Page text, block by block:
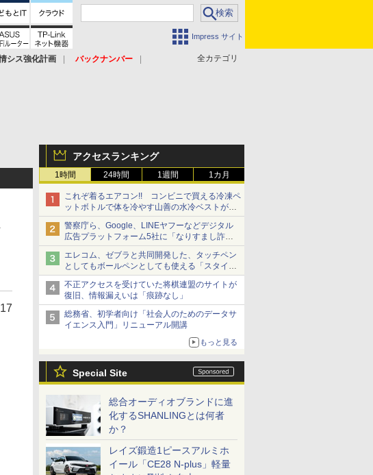
Impress サイト
全カテゴリ
シス強化計画
バックナンバー
アクセスランキング
1時間 24時間 1週間 1カ月
これぞ着るエアコン!! コンビニで買える冷凍ペ
ットボトルで体を冷やす山善の水冷ベストがロ
ードバイクにちょうどいい【ぼっち・ざ・ろー
ど！その14】【空いた時間でなにしてる？】
警察庁ら、Google、LINEヤフーなどデジタル
広告プラットフォーム5社に「なりすまし詐欺
広告」対策強化を要請 著名人の写真や映像を
使った投資詐欺などへの対策として
エレコム、ゼブラと共同開発した、タッチペン
としてもボールペンとしても使える「スタイラ
スツーウェイ」発売 iPadにも紙にも、持ち替
えずに書き込める
不正アクセスを受けていた将棋連盟のサイトが
復旧、情報漏えいは「痕跡なし」
総務省、初学者向け「社会人のためのデータサ
イエンス入門」リニューアル開講
もっと見る
Special Site
総合オーディオブランドに進
化するSHANLINGとは何者
か？
レイズ鍛造1ピースアルミホ
イール「CE28 N-plus」軽量